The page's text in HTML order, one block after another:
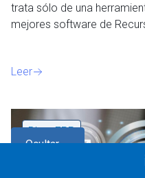
Ocultar
trata sólo de una
mejores software de
Leer
Blog,ERP